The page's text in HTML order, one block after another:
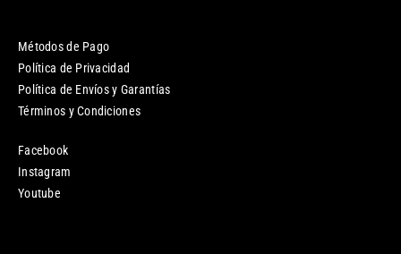
Métodos de Pago
Política de Privacidad
Política de Envíos y Garantías
Términos y Condiciones
Facebook
Instagram
Youtube